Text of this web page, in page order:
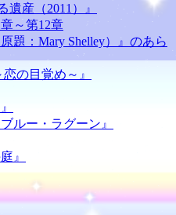
産（2011）』
～第12章
題：Mary Shelley）』のあら
の目覚め～』
ルー・ラグーン』
』